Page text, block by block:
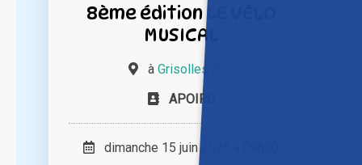
8ème édition LE VÉLO
MUSICAL
à Grisolles (82)
APOIRC
dimanche 15 juin 2025 à 09h00